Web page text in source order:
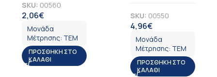
SKU: 00560
2,06€
Μονάδα
Μέτρησης: ΤΕΜ
ΠΡΟΣΘΉΚΗ ΣΤΟ
ΚΑΛΆΘΙ
SKU: 00550
4,96€
Μονάδα
Μέτρησης: ΤΕΜ
ΠΡΟΣΘΉΚΗ ΣΤΟ
ΚΑΛΆΘΙ